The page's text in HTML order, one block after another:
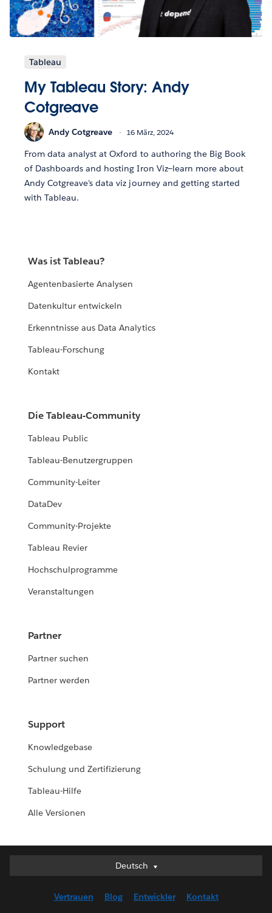
Tableau
My Tableau Story: Andy
Cotgreave
Andy Cotgreave 16 März, 2024
From data analyst at Oxford to authoring the Big Book
of Dashboards and hosting Iron Viz—learn more about
Andy Cotgreave's data viz journey and getting started
with Tableau.
Was ist Tableau?
Agentenbasierte Analysen
Datenkultur entwickeln
Erkenntnisse aus Data Analytics
Tableau-Forschung
Kontakt
Die Tableau-Community
Tableau Public
Tableau-Benutzergruppen
Community-Leiter
DataDev
Community-Projekte
Tableau Revier
Hochschulprogramme
Veranstaltungen
Partner
Partner suchen
Partner werden
Support
Knowledgebase
Schulung und Zertifizierung
Tableau-Hilfe
Alle Versionen
Deutsch
Deutsch
English (US)
Vertrauen Blog Entwickler Kontakt